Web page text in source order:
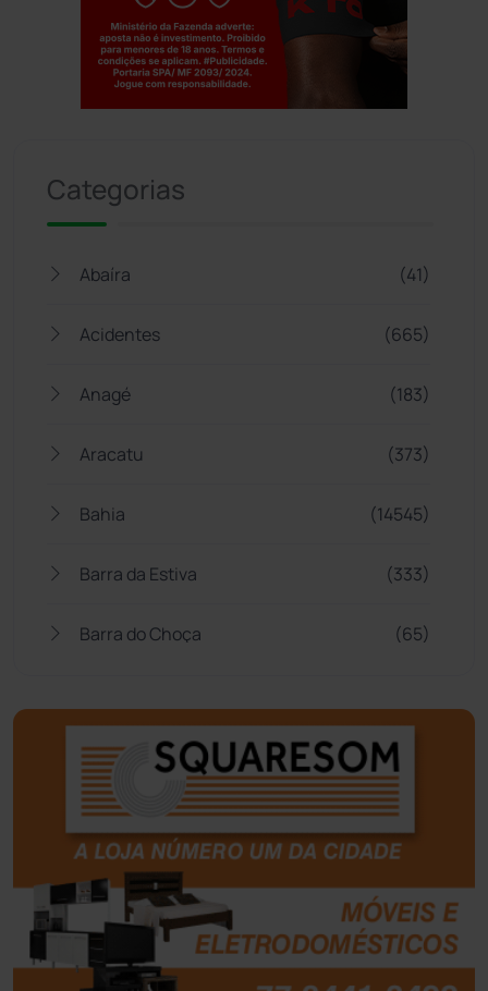
Categorias
Abaíra (41)
Acidentes (665)
Anagé (183)
Aracatu (373)
Bahia (14545)
Barra da Estiva (333)
Barra do Choça (65)
Bom Jesus da Lapa (507)
Boquira (152)
Botuporã
Brasil (7680)